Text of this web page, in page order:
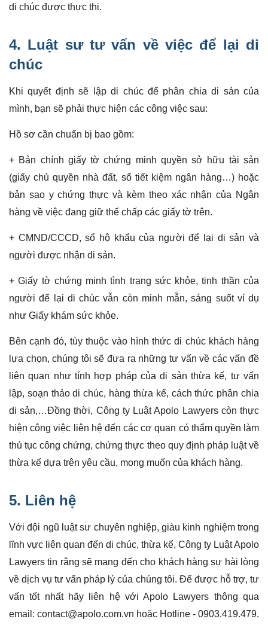
di chúc được thực thi.
4. Luật sư tư vấn về việc để lại di
chúc
Khi quyết định sẽ lập di chúc để phân chia di sản của
mình, bạn sẽ phải thực hiện các công việc sau:
Hồ sơ cần chuẩn bị bao gồm:
+ Bản chính giấy tờ chứng minh quyền sở hữu tài sản
(giấy chủ quyền nhà đất, sổ tiết kiệm ngân hàng…) hoặc
bản sao y chứng thực và kèm theo xác nhận của Ngân
hàng về việc đang giữ thế chấp các giấy tờ trên.
+ CMND/CCCD, sổ hộ khẩu của người để lại di sản và
người được nhận di sản.
+ Giấy tờ chứng minh tình trạng sức khỏe, tinh thần của
người để lại di chúc vẫn còn minh mẫn, sáng suốt ví dụ
như Giấy khám sức khỏe.
Bên cạnh đó, tùy thuộc vào hình thức di chúc khách hàng
lựa chọn, chúng tôi sẽ đưa ra những tư vấn về các vấn đề
liên quan như tính hợp pháp của di sản thừa kế, tư vấn
lập, soạn thảo di chúc, hàng thừa kế, cách thức phân chia
di sản,…Đồng thời, Công ty Luật Apolo Lawyers còn thực
hiện công việc liên hệ đến các cơ quan có thẩm quyền làm
thủ tục công chứng, chứng thực theo quy định pháp luật về
thừa kế dựa trên yêu cầu, mong muốn của khách hàng.
5. Liên hệ
Với đội ngũ luật sư chuyên nghiệp, giàu kinh nghiệm trong
lĩnh vực liên quan đến di chúc, thừa kế, Công ty Luật Apolo
Lawyers tin rằng sẽ mang đến cho khách hàng sự hài lòng
về dịch vụ tư vấn pháp lý của chúng tôi. Để được hỗ trợ, tư
vấn tốt nhất hãy liên hệ với Apolo Lawyers thông qua
email: contact@apolo.com.vn hoặc Hotline - 0903.419.479.